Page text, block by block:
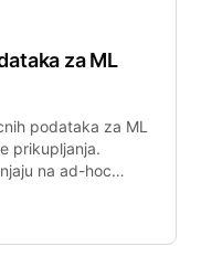
za ML
podataka za ML
prikupljanja.
na ad-hoc